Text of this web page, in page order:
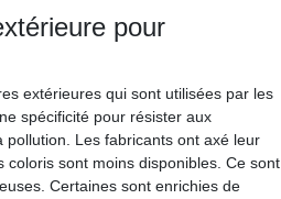
pour
extérieures qui sont utilisées par les
spécificité pour résister aux
Les fabricants ont axé leur
sont moins disponibles. Ce sont
Certaines sont enrichies de